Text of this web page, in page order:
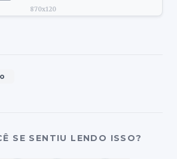
870x120
SE SENTIU LENDO ISSO?